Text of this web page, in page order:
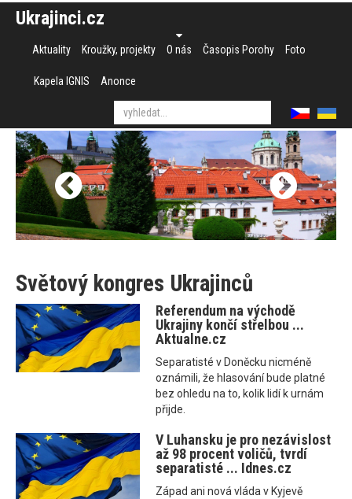
Ukrajinci.cz
Aktuality Kroužky, projekty O nás Časopis Porohy Foto
Kapela IGNIS Anonce
Světový kongres Ukrajinců
Referendum na východě
Ukrajiny končí střelbou ...
Aktualne.cz
Separatisté v Doněcku nicméně
oznámili, že hlasování bude platné
bez ohledu na to, kolik lidí k urnám
přijde.
V Luhansku je pro nezávislost
až 98 procent voličů, tvrdí
separatisté ... Idnes.cz
Západ ani nová vláda v Kyjevě